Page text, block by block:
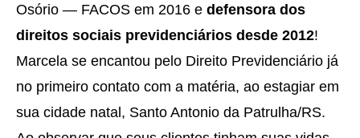
Osório — FACOS em 2016 e defensora dos
direitos sociais previdenciários desde 2012!
Marcela se encantou pelo Direito Previdenciário já
no primeiro contato com a matéria, ao estagiar em
sua cidade natal, Santo Antonio da Patrulha/RS.